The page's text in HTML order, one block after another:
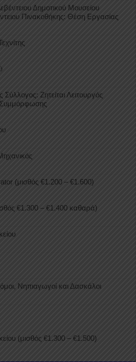
Δημοτικού Μουσείου
Πινακοθήκης: Θέση Εργασίας
Ζητείται Λειτουργός
(μισθός €1.200 – €1.600)
€1.300 – €1.400 καθαρά)
Νηπιαγωγοί και Δασκάλοι
(μισθός €1.300 – €1.500)